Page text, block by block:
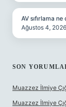
AV sıfırlama
Ağustos 4, 2026
SON
Muazzez İlmiye
Muazzez İlmiye